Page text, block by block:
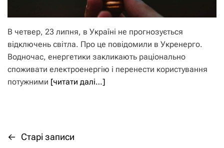
В четвер, 23 липня, в Україні не прогнозується
відключень світла. Про це повідомили в Укренерго.
Водночас, енергетики закликають раціонально
споживати електроенергію і перенести користування
потужними [читати далі…]
Н
← Старі записи